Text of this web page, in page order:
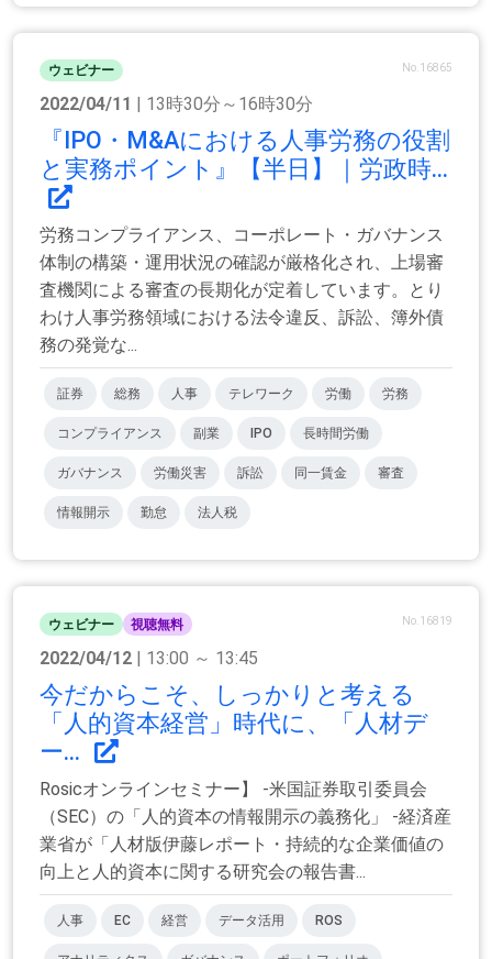
ウェビナー No.16865
2022/04/11 | 13時30分～16時30分
『IPO・M&Aにおける人事労務の役割
と実務ポイント』【半日】｜労政時...
労務コンプライアンス、コーポレート・ガバナンス
体制の構築・運用状況の確認が厳格化され、上場審
査機関による審査の長期化が定着しています。とり
わけ人事労務領域における法令違反、訴訟、簿外債
務の発覚な...
証券 総務 人事 テレワーク 労働 労務
コンプライアンス 副業 IPO 長時間労働
ガバナンス 労働災害 訴訟 同一賃金 審査
情報開示 勤怠 法人税
ウェビナー 視聴無料 No.16819
2022/04/12 | 13:00 ～ 13:45
今だからこそ、しっかりと考える
「人的資本経営」時代に、「人材デ
ー...
Rosicオンラインセミナー】 -米国証券取引委員会
（SEC）の「人的資本の情報開示の義務化」 -経済産
業省が「人材版伊藤レポート・持続的な企業価値の
向上と人的資本に関する研究会の報告書...
人事 EC 経営 データ活用 ROS